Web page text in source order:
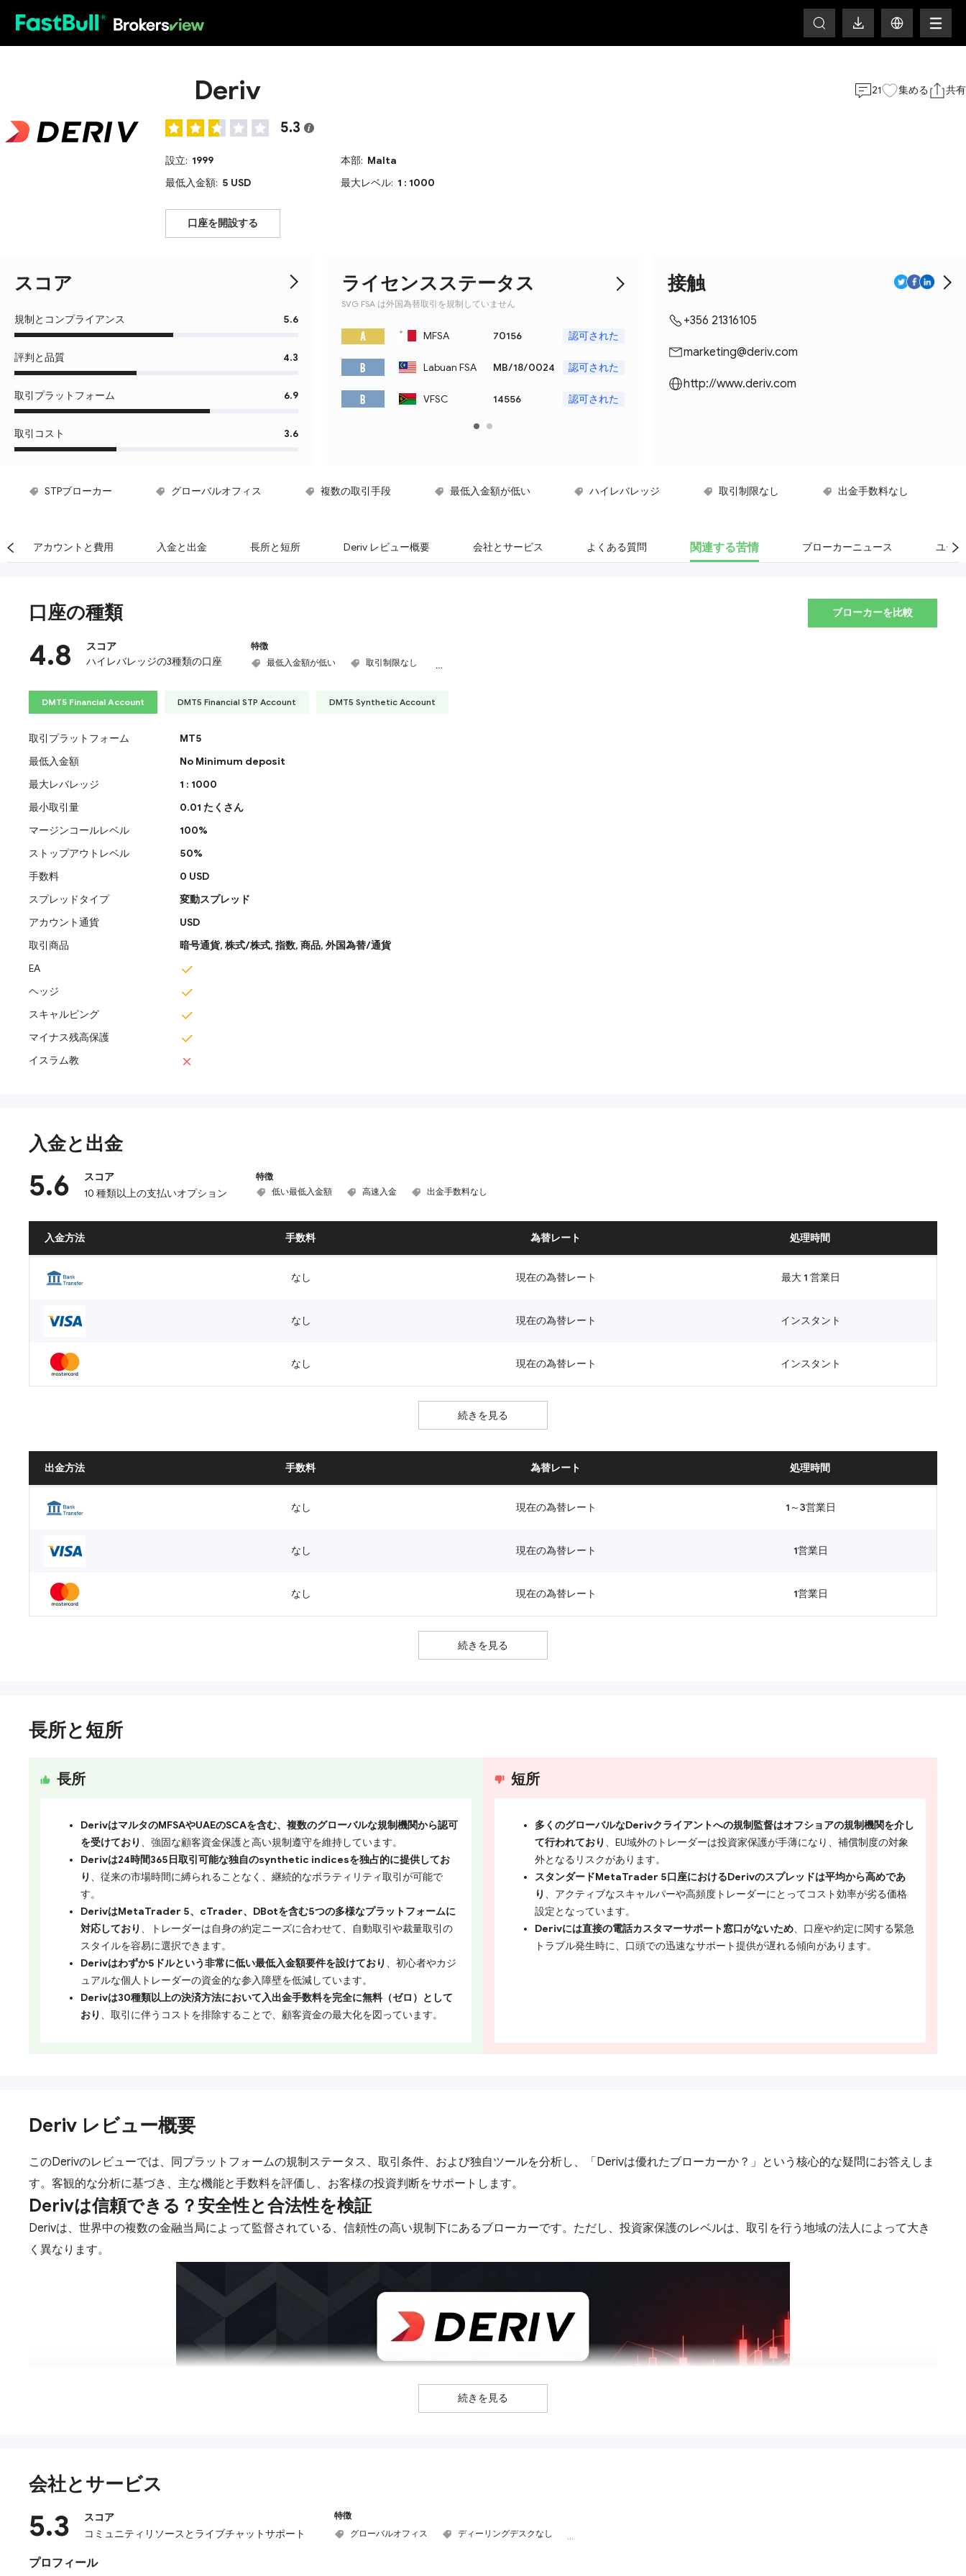
Deriv 21 集める 共有
5.3
設立: 1999
最低入金額: 5 USD
本部: Malta
最大レベル: 1 : 1000
口座を開設する
スコア
規制とコンプライアンス 5.6
評判と品質 4.3
取引プラットフォーム 6.9
取引コスト 3.6
ライセンスステータス
SVG FSA は外国為替取引を規制していません
A MFSA 70156
B Labuan FSA MB/18/0024
B VFSC 14556
認可された
認可された
認可された
接触
+356 21316105
marketing@deriv.com
http://www.deriv.com
STPブローカー グローバルオフィス 複数の取引手段 最低入金額が低い ハイレバレッジ 取引制限なし 出金手数料なし
アカウントと費用
入金と出金 長所と短所 Deriv レビュー概要 会社とサービス よくある質問 関連する苦情 ブローカーニュース ユー
口座の種類 ブローカーを比較
4.8
スコア
ハイレバレッジの3種類の口座
特徴
最低入金額が低い
取引制限なし
DMT5 Financial Account DMT5 Financial STP Account DMT5 Synthetic Account
取引プラットフォーム
MT5
最低入金額
No Minimum deposit
最大レバレッジ
1 : 1000
最小取引量
0.01 たくさん
マージンコールレベル
100%
ストップアウトレベル
50%
手数料
0 USD
スプレッドタイプ
変動スプレッド
アカウント通貨
USD
取引商品
暗号通貨, 株式/株式, 指数, 商品, 外国為替/通貨
EA
ヘッジ
スキャルピング
マイナス残高保護
イスラム教
入金と出金
5.6
スコア
10 種類以上の支払いオプション
特徴
低い最低入金額
高速入金 出金手数料なし
入金方法 手数料 為替レート 処理時間
なし 現在の為替レート 最大 1 営業日
なし 現在の為替レート インスタント
なし 現在の為替レート インスタント
続きを見る
出金方法 手数料 為替レート 処理時間
なし 現在の為替レート 1～3営業日
なし 現在の為替レート 1営業日
なし 現在の為替レート 1営業日
続きを見る
長所と短所
長所
DerivはマルタのMFSAやUAEのSCAを含む、複数のグローバルな規制機関から認可
を受けており 、強固な顧客資金保護と高い規制遵守を維持しています。
Derivは24時間365日取引可能な独自のsynthetic indicesを独占的に提供してお
り 、従来の市場時間に縛られることなく、継続的なボラティリティ取引が可能で
す。
DerivはMetaTrader 5、cTrader、DBotを含む5つの多様なプラットフォームに
対応しており 、トレーダーは自身の約定ニーズに合わせて、自動取引や裁量取引の
スタイルを容易に選択できます。
Derivはわずか5ドルという非常に低い最低入金額要件を設けており 、初心者やカジ
ュアルな個人トレーダーの資金的な参入障壁を低減しています。
Derivは30種類以上の決済方法において入出金手数料を完全に無料（ゼロ）として
おり 、取引に伴うコストを排除することで、顧客資金の最大化を図っています。
短所
多くのグローバルなDerivクライアントへの規制監督はオフショアの規制機関を介し
て行われており 、EU域外のトレーダーは投資家保護が手薄になり、補償制度の対象
外となるリスクがあります。
スタンダードMetaTrader 5口座におけるDerivのスプレッドは平均から高めであ
り 、アクティブなスキャルパーや高頻度トレーダーにとってコスト効率が劣る価格
設定となっています。
Derivには直接の電話カスタマーサポート窓口がないため、口座や約定に関する緊急
トラブル発生時に、口頭での迅速なサポート提供が遅れる傾向があります。
Deriv レビュー概要
このDerivのレビューでは、同プラットフォームの規制ステータス、取引条件、および独自ツールを分析し、「Derivは優れたブローカーか？」という核心的な疑問にお答えしま
す。客観的な分析に基づき、主な機能と手数料を評価し、お客様の投資判断をサポートします。
Derivは信頼できる？安全性と合法性を検証
Derivは、世界中の複数の金融当局によって監督されている、信頼性の高い規制下にあるブローカーです。ただし、投資家保護のレベルは、取引を行う地域の法人によって大き
く異なります。
続きを見る
会社とサービス
5.3
スコア
コミュニティリソースとライブチャットサポート
特徴
グローバルオフィス
ディーリングデスクなし
プロフィール